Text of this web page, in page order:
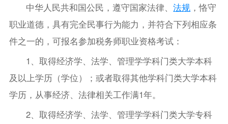
中华人民共和国公民，遵守国家法律、法规 ，恪守
职业道德，具有完全民事行为能力，并符合下列相应条
件之一的，可报名参加税务师职业资格考试：
1、取得经济学、法学、管理学学科门类大学本科
及以上学历（学位）；或者取得其他学科门类大学本科
学历，从事经济、法律相关工作满1年。
2、取得经济学、法学、管理学学科门类大学专科